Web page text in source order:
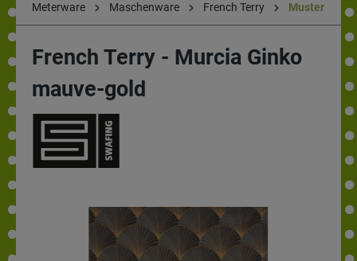
Meterware Maschenware French Terry Muster
French Terry - Murcia Ginko
mauve-gold